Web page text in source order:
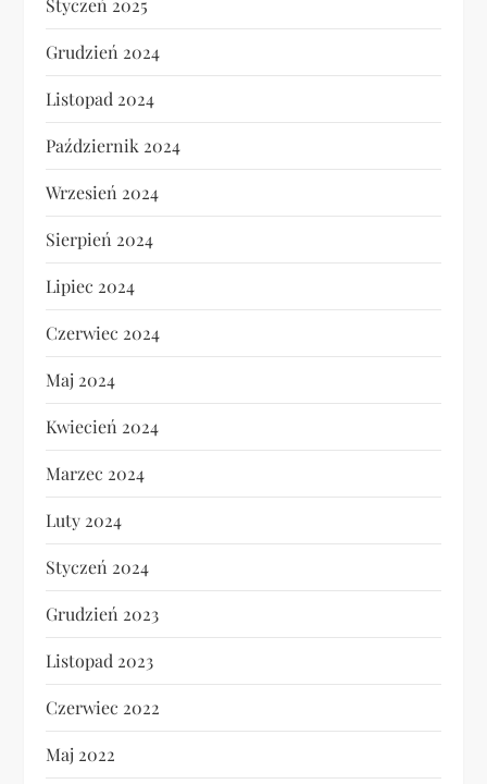
Styczeń 2025
Grudzień 2024
Listopad 2024
Październik 2024
Wrzesień 2024
Sierpień 2024
Lipiec 2024
Czerwiec 2024
Maj 2024
Kwiecień 2024
Marzec 2024
Luty 2024
Styczeń 2024
Grudzień 2023
Listopad 2023
Czerwiec 2022
Maj 2022